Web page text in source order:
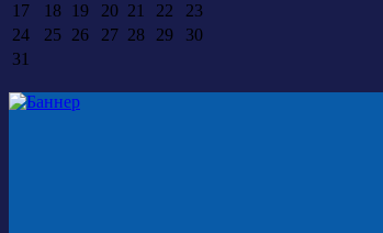
17
18 19 20 21 22
23
24
25 26 27 28 29
30
31